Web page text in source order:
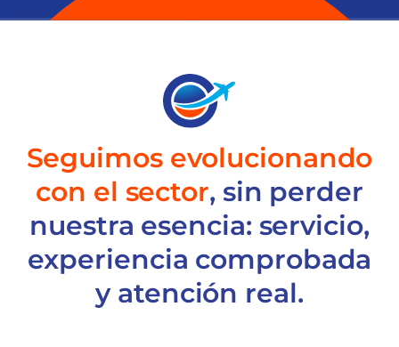
Seguimos evolucionando
con el sector, sin perder
nuestra esencia: servicio,
experiencia comprobada
y atención real.